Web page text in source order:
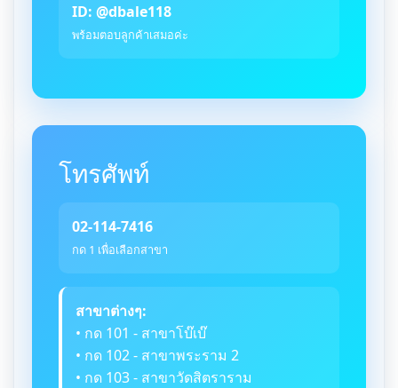
ID: @dbale118
พร้อมตอบลูกค้าเสมอค่ะ
โทรศัพท์
02-114-7416
กด 1 เพื่อเลือกสาขา
สาขาต่างๆ:
• กด 101 - สาขาโบ๊เบ๊
• กด 102 - สาขาพระราม 2
• กด 103 - สาขาวัดสิตราราม